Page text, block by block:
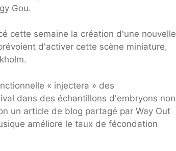
Gou.
cette semaine la création d'une nouvelle
d'activer cette scène miniature,
« injectera » des
dans des échantillons d'embryons non
un article de blog partagé par Way Out
améliore le taux de fécondation